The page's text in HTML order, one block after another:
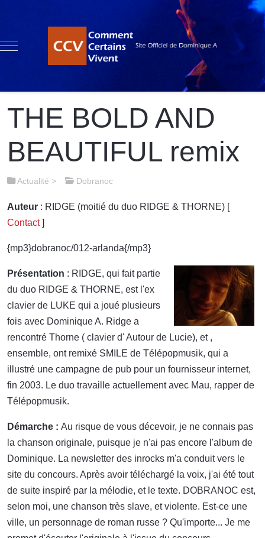
Mobile Menu Toggle
THE BOLD AND
BEAUTIFUL remix
Actualité > Dobranoc
Auteur : RIDGE (moitié du duo RIDGE & THORNE) [
Contact]
{mp3}dobranoc/012-arlanda{/mp3}
Présentation : RIDGE, qui fait partie
du duo RIDGE & THORNE, est l'ex
clavier de LUKE qui a joué plusieurs
fois avec Dominique A. Ridge a
rencontré Thorne ( clavier d' Autour de Lucie), et ,
ensemble, ont remixé SMILE de Télépopmusik, qui a
illustré une campagne de pub pour un fournisseur internet,
fin 2003. Le duo travaille actuellement avec Mau, rapper de
Télépopmusik.
Démarche : Au risque de vous décevoir, je ne connais pas
la chanson originale, puisque je n'ai pas encore l'album de
Dominique. La newsletter des inrocks m'a conduit vers le
site du concours. Après avoir téléchargé la voix, j'ai été tout
de suite inspiré par la mélodie, et le texte. DOBRANOC est,
selon moi, une chanson très slave, et violente. Est-ce une
ville, un personnage de roman russe ? Qu'importe... Je me